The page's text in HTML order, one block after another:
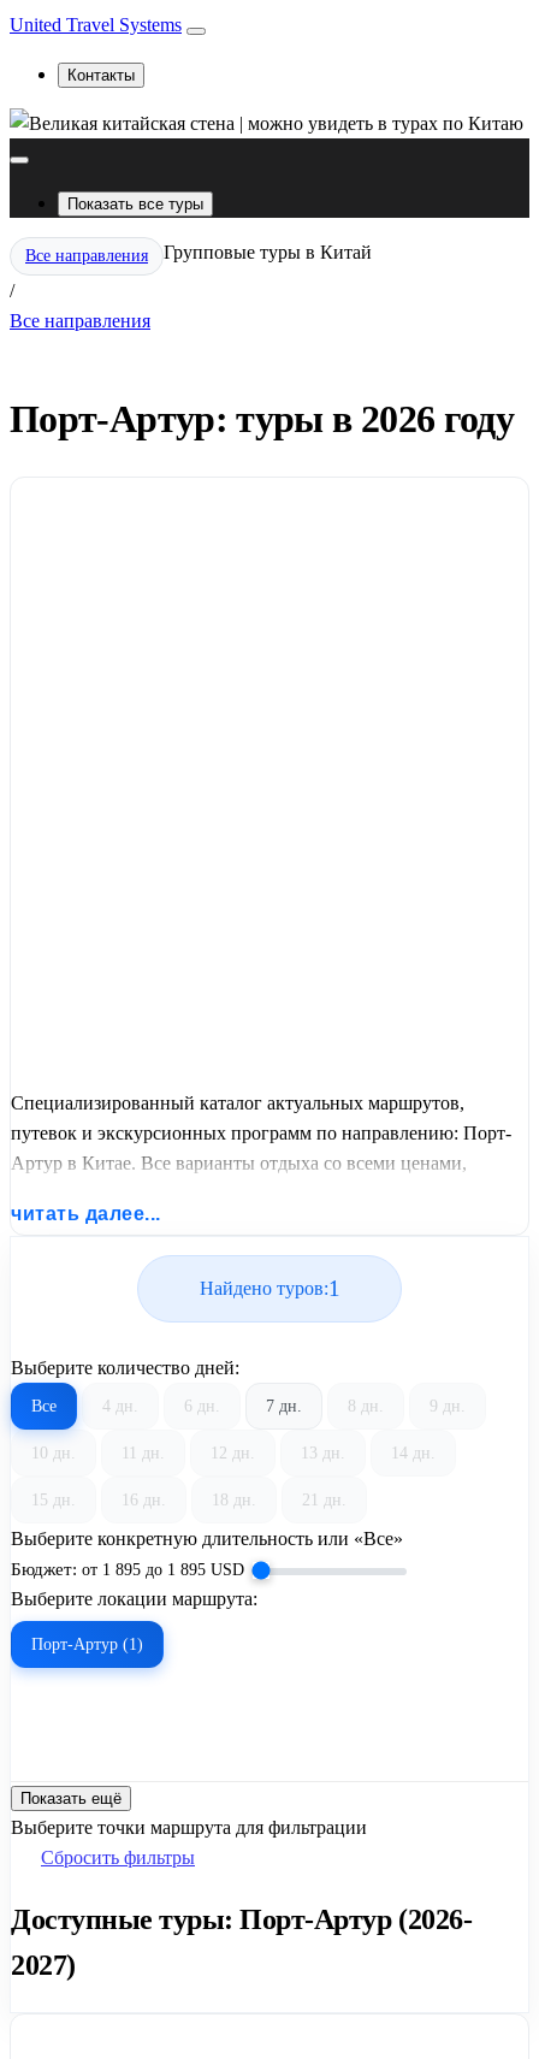
United Travel Systems
Контакты
Показать все туры
Все направления
/
Групповые туры в Китай
Все направления
Порт-Артур: туры в 2026 году
Специализированный каталог актуальных маршрутов,
путевок и экскурсионных программ по направлению: Порт-
Артур в Китае. Все варианты отдыха со всеми ценами,
графиком заездов от United Travel Systems.
читать далее...
Найдено туров:1
Выберите количество дней:
Все 4 дн. 6 дн. 7 дн. 8 дн. 9 дн.
10 дн. 11 дн. 12 дн. 13 дн. 14 дн.
15 дн. 16 дн. 18 дн. 21 дн.
Выберите конкретную длительность или «Все»
Бюджет: от 1 895 до 1 895 USD
Выберите локации маршрута:
Порт-Артур (1)
Показать ещё
Выберите точки маршрута для фильтрации
Сбросить фильтры
Доступные туры: Порт-Артур (2026-
2027)